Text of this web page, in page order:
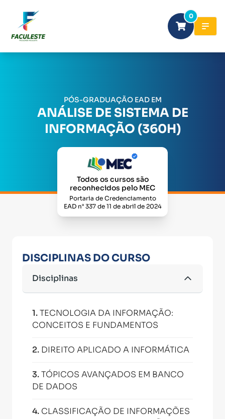
0
PÓS-GRADUAÇÃO EAD EM
ANÁLISE DE SISTEMA DE
INFORMAÇÃO (360H)
Todos os cursos são
reconhecidos pelo MEC
Portaria de Credenciamento
EAD n° 337 de 11 de abril de 2024
DISCIPLINAS DO CURSO
Disciplinas
1.TECNOLOGIA DA INFORMAÇÃO:
CONCEITOS E FUNDAMENTOS
2. DIREITO APLICADO A INFORMÁTICA
3.TÓPICOS AVANÇADOS EM BANCO
DE DADOS
4. CLASSIFICAÇÃO DE INFORMAÇÕES